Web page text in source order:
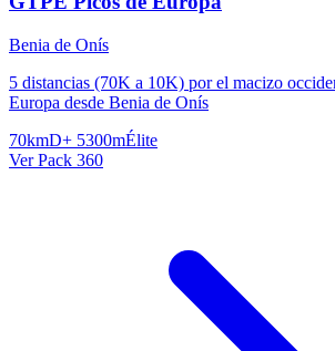
Benia de Onís
5 distancias (70K a 10K) por el macizo
Europa desde Benia de Onís
70kmD+ 5300mÉlite
Ver Pack 360